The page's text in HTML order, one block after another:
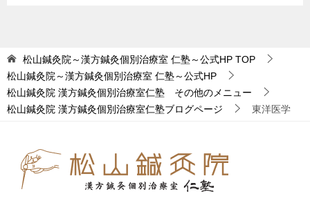
松山鍼灸院～漢方鍼灸個別治療室 仁塾～公式HP TOP
松山鍼灸院～漢方鍼灸個別治療室 仁塾～公式HP
松山鍼灸院 漢方鍼灸個別治療室仁塾 その他のメニュー
松山鍼灸院 漢方鍼灸個別治療室仁塾ブログページ
東洋医学